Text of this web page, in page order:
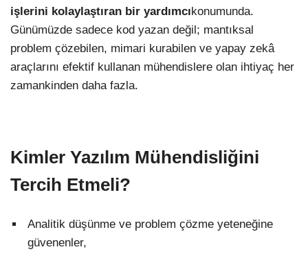
işlerini kolaylaştıran bir yardımcıkonumunda.
Günümüzde sadece kod yazan değil; mantıksal
problem çözebilen, mimari kurabilen ve yapay zekâ
araçlarını efektif kullanan mühendislere olan ihtiyaç her
zamankinden daha fazla.
Kimler Yazılım Mühendisliğini
Tercih Etmeli?
Analitik düşünme ve problem çözme yeteneğine
güvenenler,